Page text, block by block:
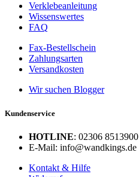
Verklebeanleitung
Wissenswertes
FAQ
Fax-Bestellschein
Zahlungsarten
Versandkosten
Wir suchen Blogger
Kundenservice
HOTLINE: 02306 8513900
E-Mail: info@wandkings.de
Kontakt & Hilfe